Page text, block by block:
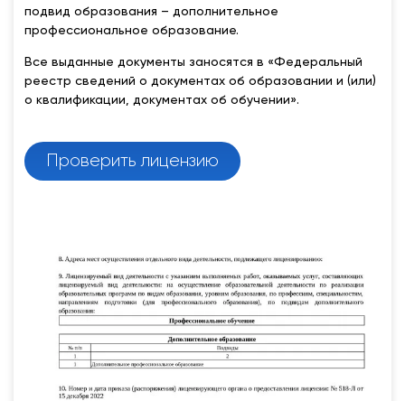
подвид образования – дополнительное
профессиональное образование.
Все выданные документы заносятся в «Федеральный
реестр сведений о документах об образовании и (или)
о квалификации, документах об обучении».
Проверить лицензию